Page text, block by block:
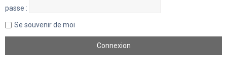
passe :
Se souvenir de moi